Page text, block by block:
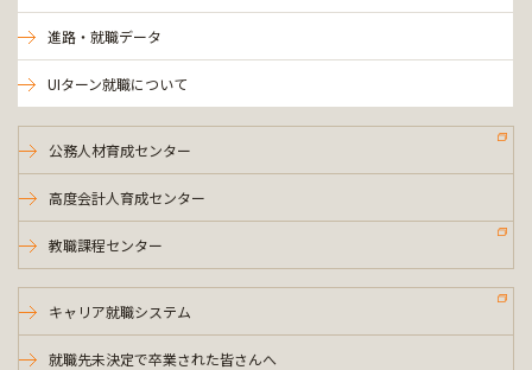
進路・就職データ
UIターン就職について
公務人材育成センター
高度会計人育成センター
教職課程センター
キャリア就職システム
就職先未決定で卒業された皆さんへ